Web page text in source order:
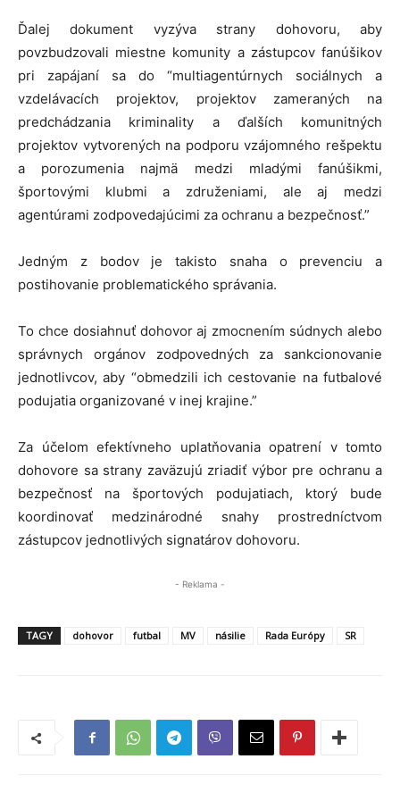
Ďalej dokument vyzýva strany dohovoru, aby
povzbudzovali miestne komunity a zástupcov fanúšikov
pri zapájaní sa do “multiagentúrnych sociálnych a
vzdelávacích projektov, projektov zameraných na
predchádzania kriminality a ďalších komunitných
projektov vytvorených na podporu vzájomného rešpektu
a porozumenia najmä medzi mladými fanúšikmi,
športovými klubmi a združeniami, ale aj medzi
agentúrami zodpovedajúcimi za ochranu a bezpečnosť.”
Jedným z bodov je takisto snaha o prevenciu a
postihovanie problematického správania.
To chce dosiahnuť dohovor aj zmocnením súdnych alebo
správnych orgánov zodpovedných za sankcionovanie
jednotlivcov, aby “obmedzili ich cestovanie na futbalové
podujatia organizované v inej krajine.”
Za účelom efektívneho uplatňovania opatrení v tomto
dohovore sa strany zaväzujú zriadiť výbor pre ochranu a
bezpečnosť na športových podujatiach, ktorý bude
koordinovať medzinárodné snahy prostredníctvom
zástupcov jednotlivých signatárov dohovoru.
- Reklama -
TAGY dohovor futbal MV násilie Rada Európy SR